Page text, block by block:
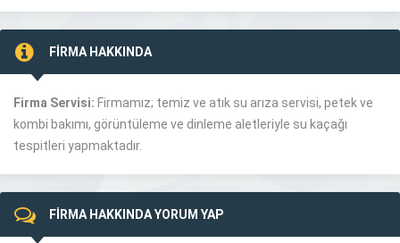
FİRMA HAKKINDA
Firma Servisi: Firmamız; temiz ve atık su arıza servisi, petek ve
kombi bakımı, görüntüleme ve dinleme aletleriyle su kaçağı
tespitleri yapmaktadır.
FİRMA HAKKINDA YORUM YAP